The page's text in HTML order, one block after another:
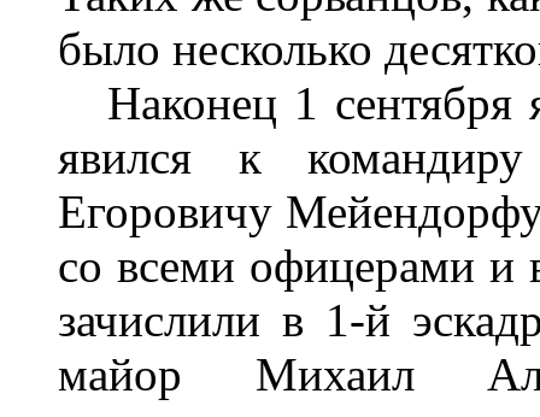
было несколько
Наконец 1 сентября
явился к
Егоровичу
со всеми офицерами
зачислили в 1-й
майор Михаил